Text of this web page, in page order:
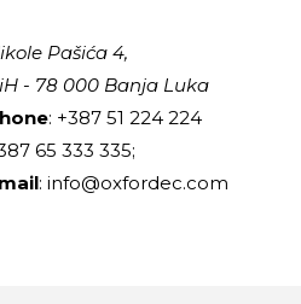
Pašića 4,
- 78 000 Banja Luka
: +387 51 224 224
65 333 335;
: info@oxfordec.com